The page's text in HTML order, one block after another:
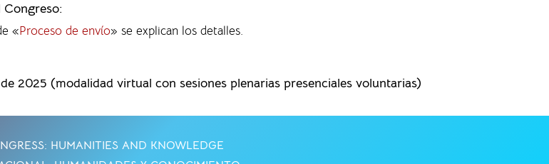
Congreso:
«Proceso de envío» se explican los detalles.
2025 (modalidad virtual con sesiones plenarias presenciales voluntarias)
HUMANITIES AND KNOWLEDGE